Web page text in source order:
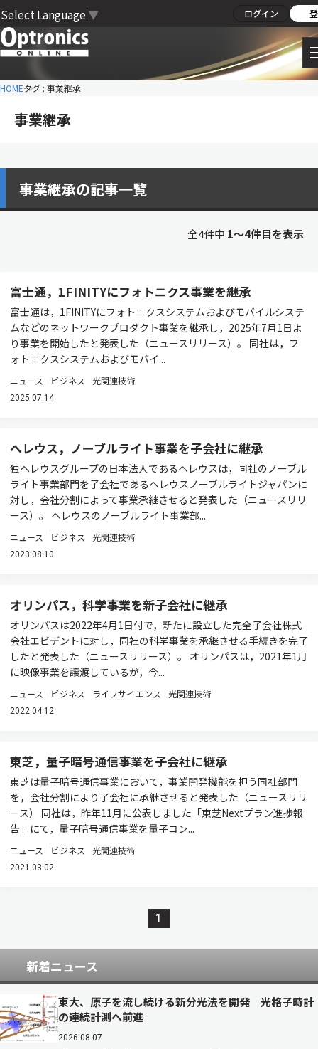
Select Language ▼ ログイン
HOMEタグ : 事業継承
事業継承
事業継承の記事一覧
全4件中 1〜4件目を表示
富士通，1FINITYにフォトニクス事業を継承
富士通は，1FINITYにフォトニクスシステムおよびモバイルシステ
ムなどのネットワークプロダクト事業を継承し，2025年7月1日よ
り事業を開始したと発表した（ニュースリリース）。 同社は，フ
ォトニクスシステムおよびモバイ...
ニュース ビジネス 光関連技術
2025.07.14
へレウス，ノーブルライト事業を子会社に継承
独ヘレウスグループの日本法人であるヘレウスは，同社のノーブル
ライト事業部門を子会社であるヘレウスノーブルライトジャパンに
対し，会社分割によって事業承継させると発表した（ニュースリリ
ース）。 ヘレウスのノーブルライト事業部...
ニュース ビジネス 光関連技術
2023.08.10
オリンパス，科学事業を新子会社に継承
オリンパスは2022年4月1日付で，新たに設立した完全子会社株式
会社エビデントに対し，同社の科学事業を承継させる手続きを完了
したと発表した（ニュースリリース）。 オリンパスは，2021年1月
に映像事業を譲渡しているが，今...
ニュース ビジネス ライフサイエンス 光関連技術
2022.04.12
東芝，量子暗号通信事業を子会社に継承
東芝は量子暗号通信事業において，事業開発機能を担う同社部門
を，会社分割により子会社に承継させると発表した（ニュースリリ
ース） 同社は，昨年11月に公表しました「東芝Nextプラン進捗報
告」にて，量子暗号通信事業を量子コン...
ニュース ビジネス 光関連技術
2021.03.02
1
新着ニュース
東大、原子を流し続ける新分光法を開発 光格子時計
の連続計測へ前進
2026.08.07